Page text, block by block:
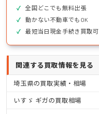
全国どこでも無料出張
動かない不動車でもOK
最短当日現金手続き買取可
関連する買取情報を見る
埼玉県の買取実績・相場
いすゞ ギガの買取相場